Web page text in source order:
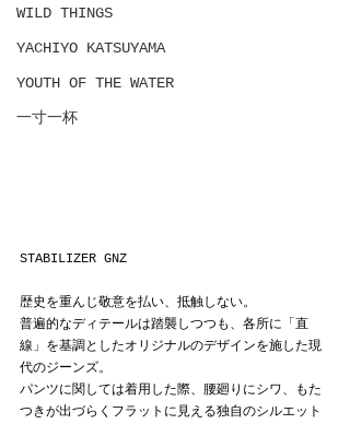
WILD THINGS
YACHIYO KATSUYAMA
YOUTH OF THE WATER
一寸一杯
STABILIZER GNZ
歴史を重んじ敬意を払い、抵触しない。
普遍的なディテールは踏襲しつつも、各所に「直
線」を基調としたオリジナルのデザインを施した現
代のジーンズ。
パンツに関しては着用した際、腰廻りにシワ、もた
つきが出づらくフラットに見える独自のシルエット